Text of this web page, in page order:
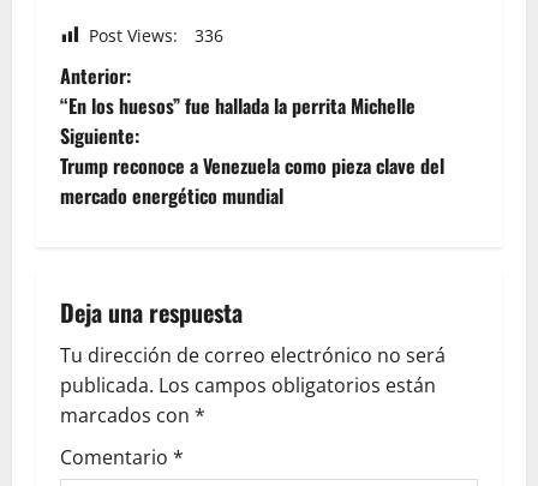
Post Views: 336
Anterior:
“En los huesos” fue hallada la perrita Michelle
Siguiente:
Trump reconoce a Venezuela como pieza clave del
mercado energético mundial
Deja una respuesta
Tu dirección de correo electrónico no será
publicada. Los campos obligatorios están
marcados con *
Comentario *